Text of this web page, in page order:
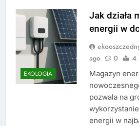
EKOLOGIA
Jak działa
energii w
ago
0 4
Magazyn
pozwala na
energii w